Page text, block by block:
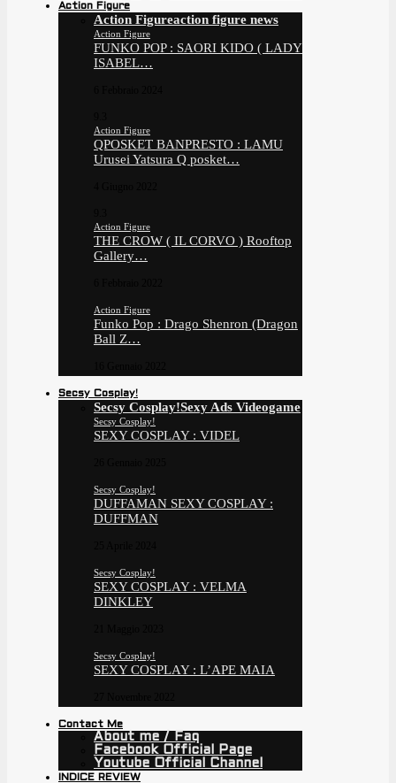
Action Figure
Action Figureaction figure news
Action Figure
FUNKO POP : SAORI KIDO ( LADY
ISABEL…
Action Figure
QPOSKET BANPRESTO : LAMU
Urusei Yatsura Q posket…
Action Figure
THE CROW ( IL CORVO ) Rooftop
Gallery…
Action Figure
Funko Pop : Drago Shenron (Dragon
Ball Z…
Secsy Cosplay!
Secsy Cosplay!Sexy Ads Videogame
Secsy Cosplay!
SEXY COSPLAY : VIDEL
Secsy Cosplay!
DUFFAMAN SEXY COSPLAY :
DUFFMAN
Secsy Cosplay!
SEXY COSPLAY : VELMA
DINKLEY
Secsy Cosplay!
SEXY COSPLAY : L’APE MAIA
Contact Me
About me / Faq
Facebook Official Page
Youtube Official Channel
INDICE REVIEW